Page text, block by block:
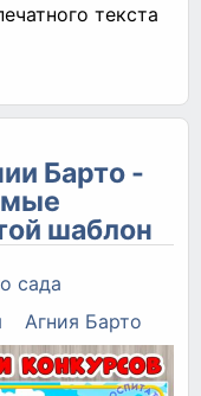
текста
Барто -
шаблон
сада
Агния Барто